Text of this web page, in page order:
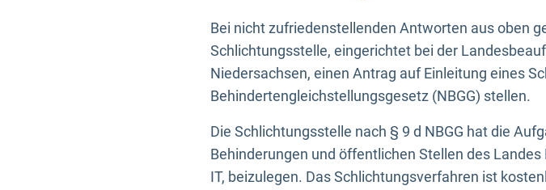
Bei nicht zufriedenstellenden Antworten aus oben
Schlichtungsstelle, eingerichtet bei der
Niedersachsen, einen Antrag auf Einleitung eines
Behindertengleichstellungsgesetz (NBGG) stellen.
Die Schlichtungsstelle nach § 9 d NBGG hat die
Behinderungen und öffentlichen Stellen des
IT, beizulegen. Das Schlichtungsverfahren ist